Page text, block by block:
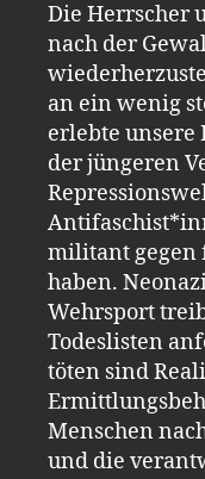
Die Herrscher
nach der
an ein wenig
erlebte unsere
der jüngeren
militant gegen
haben.
Wehrsport
Todeslisten
töten sind
Menschen
und die